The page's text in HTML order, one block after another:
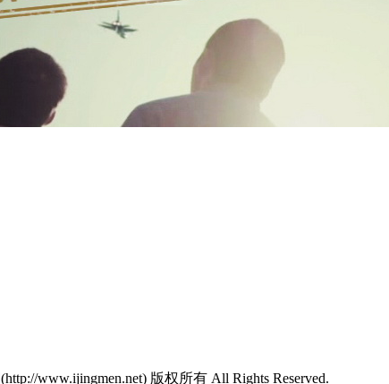
(http://www.ijingmen.net) 版权所有 All Rights Reserved.